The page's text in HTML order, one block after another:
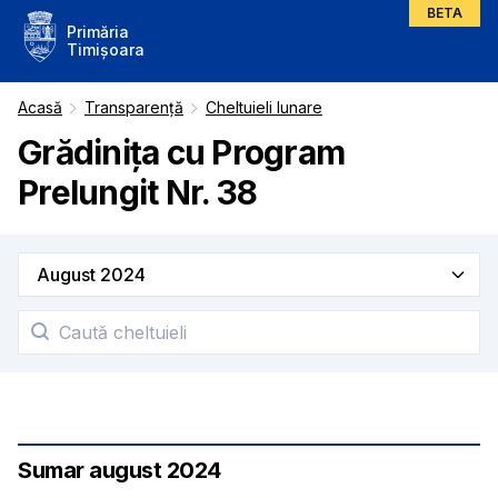
BETA
Primăria
Timișoara
Acasă Transparență Cheltuieli lunare
Grădinița cu Program
Prelungit Nr. 38
Sumar august 2024